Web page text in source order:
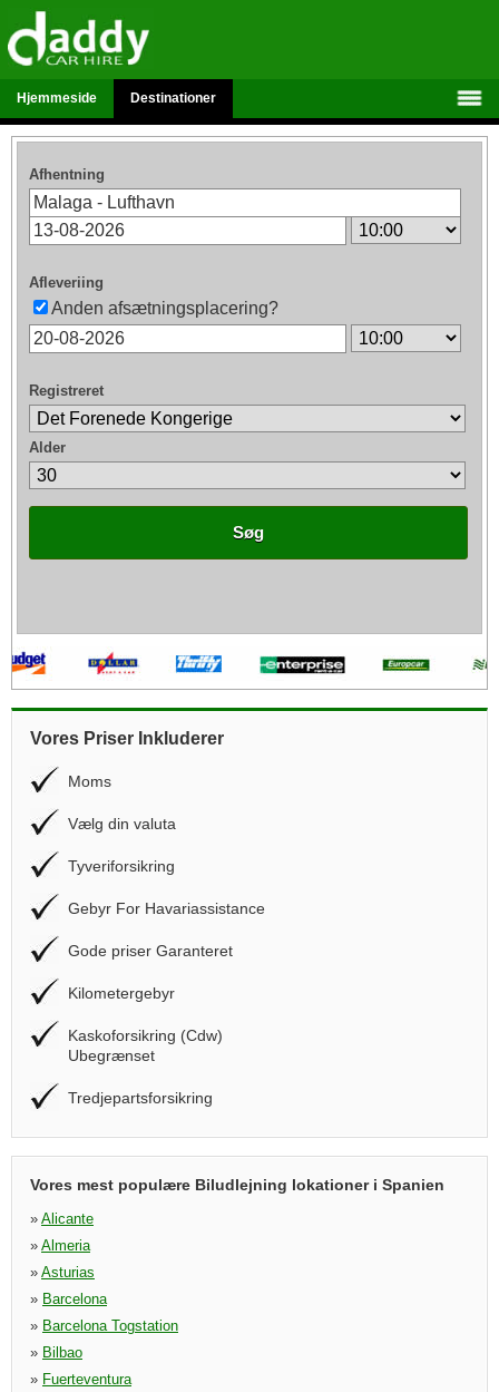
Hjemmeside Destinationer
Afhentning
Afleveriing
Anden afsætningsplacering?
Registreret
Alder
Søg
Vores Priser Inkluderer
Moms
Vælg din valuta
Tyveriforsikring
Gebyr For Havariassistance
Gode priser Garanteret
Kilometergebyr
Kaskoforsikring (Cdw)
Ubegrænset
Tredjepartsforsikring
Vores mest populære Biludlejning lokationer i Spanien
» Alicante
» Almeria
» Asturias
» Barcelona
» Barcelona Togstation
» Bilbao
» Fuerteventura